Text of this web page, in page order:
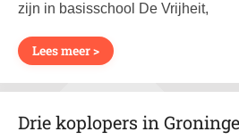
zijn in basisschool De Vrijheit,
Lees meer >
Drie koplopers in